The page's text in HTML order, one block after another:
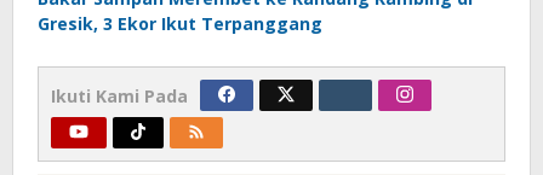
Gresik, 3 Ekor Ikut Terpanggang
Ikuti Kami Pada